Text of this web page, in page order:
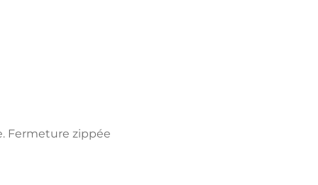
Fermeture zippée